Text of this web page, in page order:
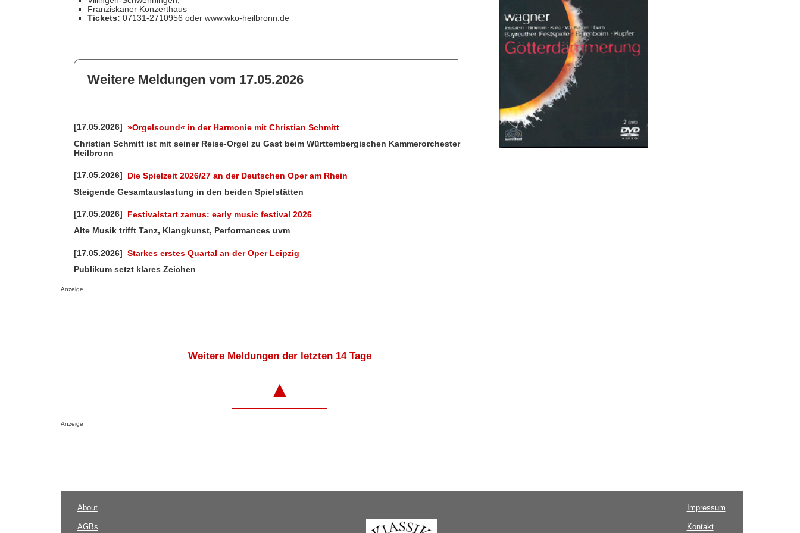
Franziskaner Konzerthaus
Tickets: 07131-2710956 oder www.wko-heilbronn.de
Weitere Meldungen vom 17.05.2026
[17.05.2026]
»Orgelsound« in der Harmonie mit Christian Schmitt
Christian Schmitt ist mit seiner Reise-Orgel zu Gast beim Württembergischen Kammerorchester
Heilbronn
[17.05.2026]
Die Spielzeit 2026/27 an der Deutschen Oper am Rhein
Steigende Gesamtauslastung in den beiden Spielstätten
[17.05.2026]
Festivalstart zamus: early music festival 2026
Alte Musik trifft Tanz, Klangkunst, Performances uvm
[17.05.2026] Starkes erstes Quartal an der Oper Leipzig
Publikum setzt klares Zeichen
Anzeige
Weitere Meldungen der letzten 14 Tage
▲
Anzeige
About
AGBs
Impressum
Kontakt